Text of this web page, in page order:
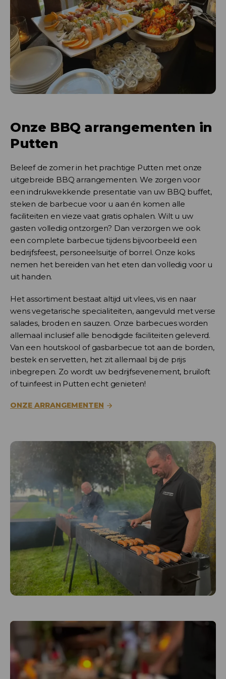
Onze BBQ arrangementen in
Putten
Beleef de zomer in het prachtige Putten met onze
uitgebreide BBQ arrangementen. We zorgen voor
een indrukwekkende presentatie van uw BBQ buffet,
steken de barbecue voor u aan én komen alle
faciliteiten en vieze vaat gratis ophalen. Wilt u uw
gasten volledig ontzorgen? Dan verzorgen we ook
een complete barbecue tijdens bijvoorbeeld een
bedrijfsfeest, personeelsuitje of borrel. Onze koks
nemen het bereiden van het eten dan volledig voor u
uit handen.
Het assortiment bestaat altijd uit vlees, vis en naar
wens vegetarische specialiteiten, aangevuld met verse
salades, broden en sauzen. Onze barbecues worden
allemaal inclusief alle benodigde faciliteiten geleverd.
Van een houtskool of gasbarbecue tot aan de borden,
bestek en servetten, het zit allemaal bij de prijs
inbegrepen. Zo wordt uw bedrijfsevenement, bruiloft
of tuinfeest in Putten echt genieten!
ONZE ARRANGEMENTEN